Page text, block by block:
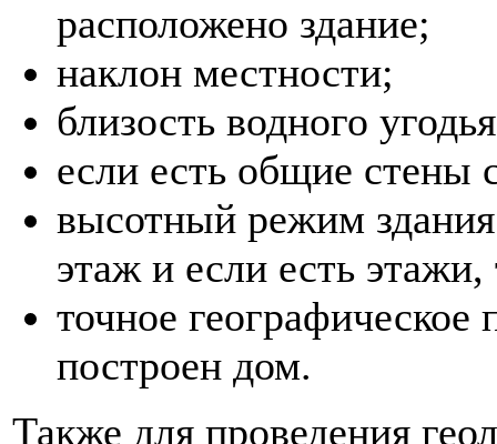
расположено здание;
наклон местности;
близость водного
если есть общие стены
высотный режим
этаж и если есть этажи,
точное географическое
построен дом.
Также для проведения